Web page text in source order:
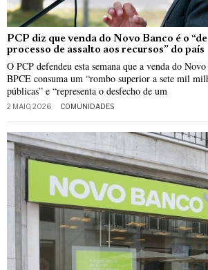
PCP diz que venda do Novo Banco é o
processo de assalto aos recursos” do país
O PCP defendeu esta semana que a venda do
BPCE consuma um “rombo superior a sete mil
públicas” e “representa o desfecho de um
2 MAIO, 2026 COMUNIDADES